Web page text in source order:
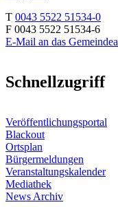
T 0043 5522 51534-0
F 0043 5522 51534-6
E-Mail an das
Schnellzugriff
Veröffentlichungsportal
Blackout
Ortsplan
Bürgermeldungen
Veranstaltungskalender
Mediathek
News Archiv